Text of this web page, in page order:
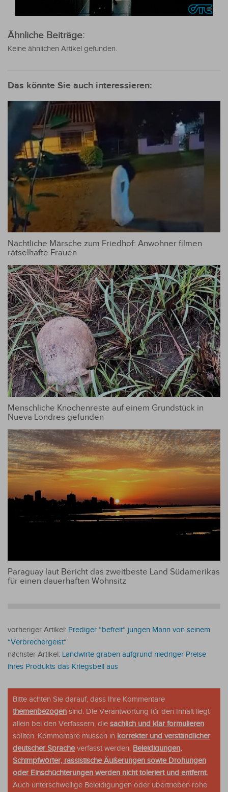
Ähnliche Beiträge:
Keine ähnlichen Artikel gefunden.
Das könnte Sie auch interessieren:
Nächtliche Märsche zum Friedhof: Anwohner filmen
rätselhafte Frauen
Menschliche Knochenreste auf einem Grundstück in
Nueva Londres gefunden
Paraguay laut Bericht das zweitbeste Land Südamerikas
für einen dauerhaften Wohnsitz
vorheriger Artikel: Prediger “befreit“ jungen Mann von seinem
“Verbrechergeist“
nächster Artikel: Landwirte graben aufgrund niedriger Preise
ihres Produkts das Kriegsbeil aus
Bitte achten Sie darauf, dass Ihre Kommentare
themenbezogen sind. Die Verantwortung für den Inhalt liegt
allein bei den Verfassern, die sachlich und klar formulieren
sollten. Kommentare müssen in korrekter und verständlicher
deutscher Spracheverfasst werden. Beleidigungen,
Schimpfwörter, rassistische Äußerungen sowie Drohungen
oder Einschüchterungen werden nicht toleriert und entfernt.
Auch unterschwellige Beleidigungen oder übertrieben rohe